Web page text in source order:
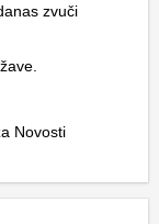
zvuči
Novosti